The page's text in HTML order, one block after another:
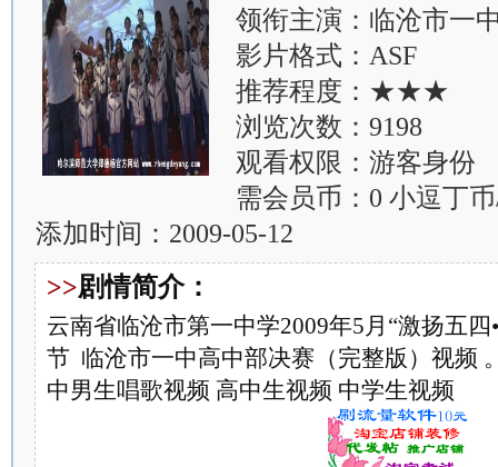
领衔主演：临沧市一
影片格式：ASF
推荐程度：★★★
浏览次数：9198
观看权限：游客身份
需会员币：0 小逗丁
添加时间：2009-05-12
>>剧情简介：
云南省临沧市第一中学2009年5月“激扬五
节 临沧市一中高中部决赛（完整版）视频
中男生唱歌视频 高中生视频 中学生视频